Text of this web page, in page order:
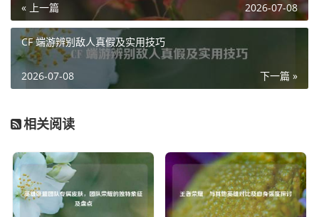
围攻，典韦也能凭借二技能的减速和回血效果，顽强抵抗，
一旦团战开启，典韦的大招就是他的核心利器，他可以直接
冲进敌方人群，开启大招后的典韦如同战神下凡，高额的真
实伤害让敌方前排坦克瞬间化为乌有,后排脆皮更是在他的斧
下瑟瑟发抖。
前期可以先出铁剑增加攻击力，然后合成暗影战斧，它提供
的物理攻击、冷却缩减和生命值，能让典韦在战斗中更加游
刃有余，接着出无尽战刃，大幅提升暴击伤害，再补上宗师
之力，强化普攻的输出效果，防御装备可以选择不祥征兆，
增加物理防御和生命值，同时减少攻击者的攻击速度，最后
« 上一篇 2026-07-08
CF 端游辨别敌人真假及实用技巧
下一篇 »
2026-07-08
相关阅读